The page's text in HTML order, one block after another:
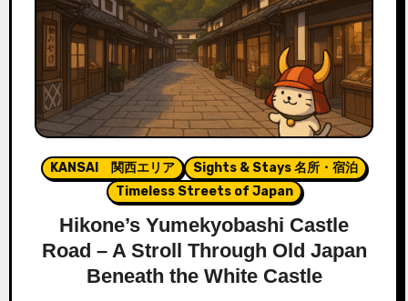
KANSAI 関西エリア
Sights & Stays 名所・宿泊
Timeless Streets of Japan
Hikone’s Yumekyobashi Castle
Road – A Stroll Through Old Japan
Beneath the White Castle